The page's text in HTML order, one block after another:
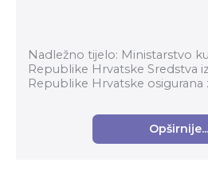
Nadležno tijelo: Ministarstvo
Republike Hrvatske Sredstva
Republike Hrvatske osigurana
programima i...
Opširnije...